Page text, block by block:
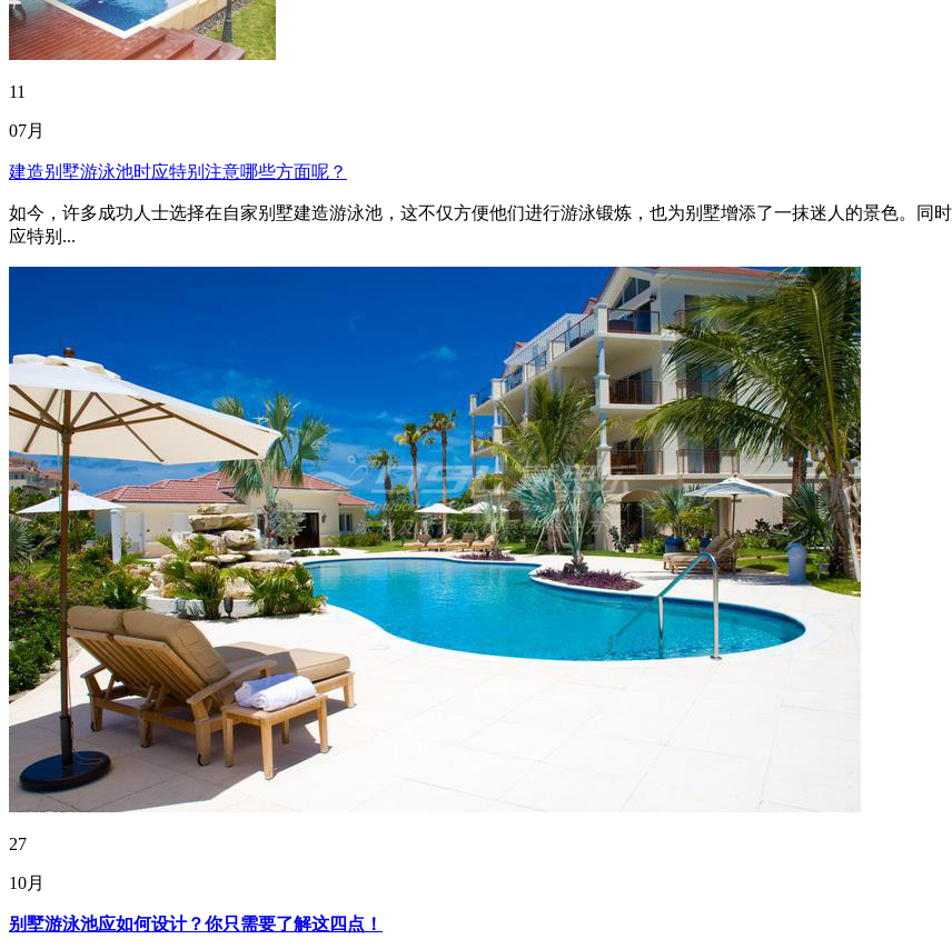
11
07月
建造别墅游泳池时应特别注意哪些方面呢？
如今，许多成功人士选择在自家别墅建造游泳池，这不仅方便他们进行游泳锻炼，也为别墅增添了一抹迷人的景色。同
应特别...
27
10月
别墅游泳池应如何设计？你只需要了解这四点！